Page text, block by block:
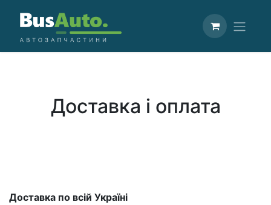
Доставка і оплата
Доставка по всій Україні